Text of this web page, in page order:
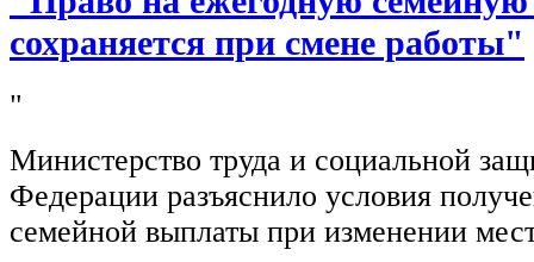
сохраняется при смене работы"
"
Министерство труда и социальной
Федерации разъяснило условия
семейной выплаты при изменении